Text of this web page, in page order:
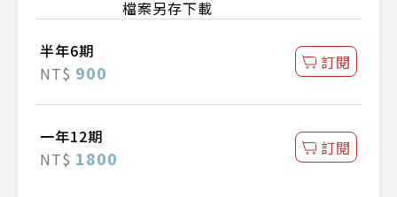
檔案另存下載
半年6期
NT$ 900 訂閱
一年12期
NT$ 1800 訂閱